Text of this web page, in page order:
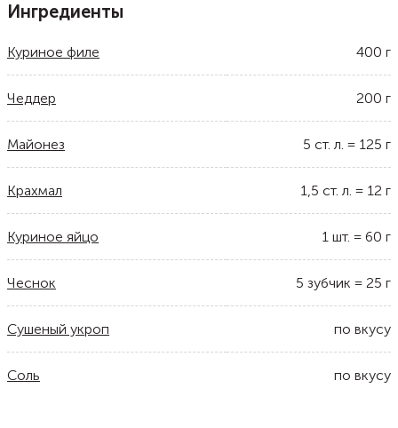
Ингредиенты
Куриное филе 400 г
Чеддер 200 г
Майонез 5 ст. л. = 125 г
Крахмал 1,5 ст. л. = 12 г
Куриное яйцо 1 шт. = 60 г
Чеснок 5 зубчик = 25 г
Сушеный укроп по вкусу
Соль по вкусу